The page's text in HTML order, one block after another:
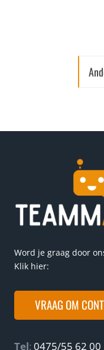
Word je graag door
Klik hier:
VRAAG OM
Tel: 0475/55 62 00